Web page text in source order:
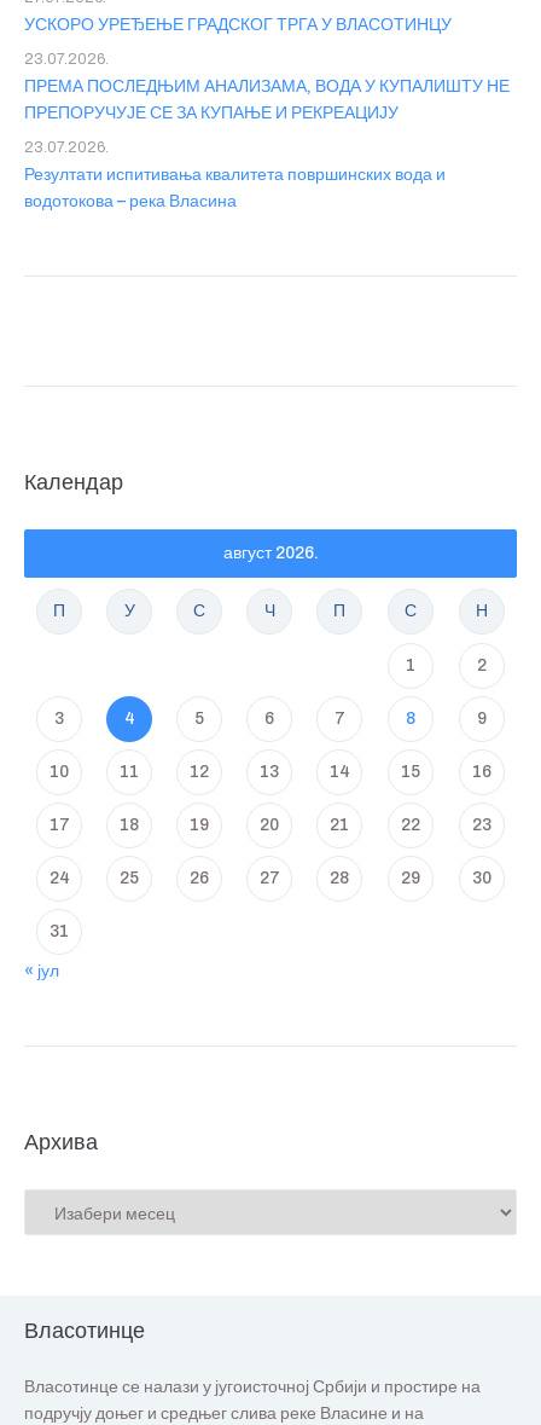
УСКОРО УРЕЂЕЊЕ ГРАДСКОГ ТРГА У ВЛАСОТИНЦУ
ПРЕМА ПОСЛЕДЊИМ АНАЛИЗАМА, ВОДА У КУПАЛИШТУ НЕ
ПРЕПОРУЧУЈЕ СЕ ЗА КУПАЊЕ И РЕКРЕАЦИЈУ
23.07.2026.
Резултати испитивања квалитета површинских вода и
водотокова – река Власина
23.07.2026.
Календар
август 2026.
П У С Ч П С Н
1 2
3 4 5 6 7 8 9
10 11 12 13 14 15 16
17 18 19 20 21 22 23
24 25 26 27 28 29 30
31
« јул
Архива
Власотинце
Власотинце се налази у југоисточној Србији и простире на
подручју доњег и средњег слива реке Власине и на